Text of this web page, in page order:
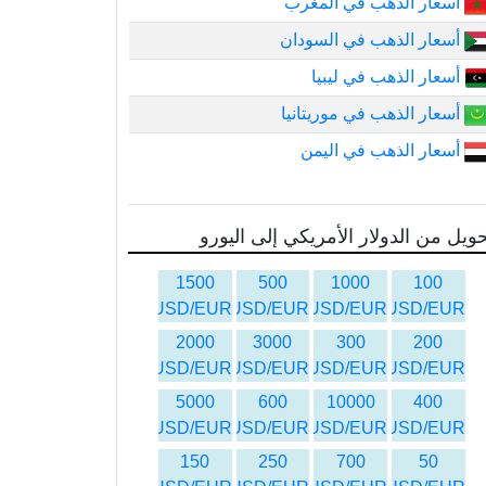
أسعار الذهب في السودان
أسعار الذهب في ليبيا
أسعار الذهب في موريتانيا
أسعار الذهب في اليمن
من الدولار الأمريكي إلى اليورو
100
USD/EUR
1000
USD/EUR
500
USD/EUR
1500
USD/EUR
200
USD/EUR
300
USD/EUR
3000
USD/EUR
2000
USD/EUR
400
USD/EUR
10000
USD/EUR
600
USD/EUR
5000
USD/EUR
50
700
250
150